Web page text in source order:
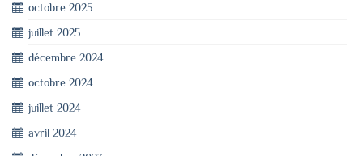
octobre 2025
juillet 2025
décembre 2024
octobre 2024
juillet 2024
avril 2024